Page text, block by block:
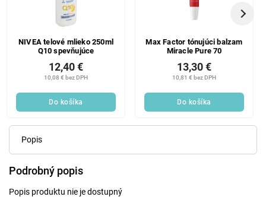
NIVEA telové mlieko 250ml
Q10 spevňujúce
10,08 € bez DPH
12,40 €
Do košíka
Max Factor tónujúci balzam
Miracle Pure 70
10,81 € bez DPH
13,30 €
Do košíka
Popis
Podrobný popis
Popis produktu nie je dostupný